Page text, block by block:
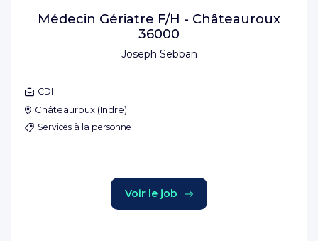
Joseph Sebban
Médecin Gériatre F/H - Châteauroux
36000
CDI
Châteauroux (Indre)
Services à la personne
Voir le job